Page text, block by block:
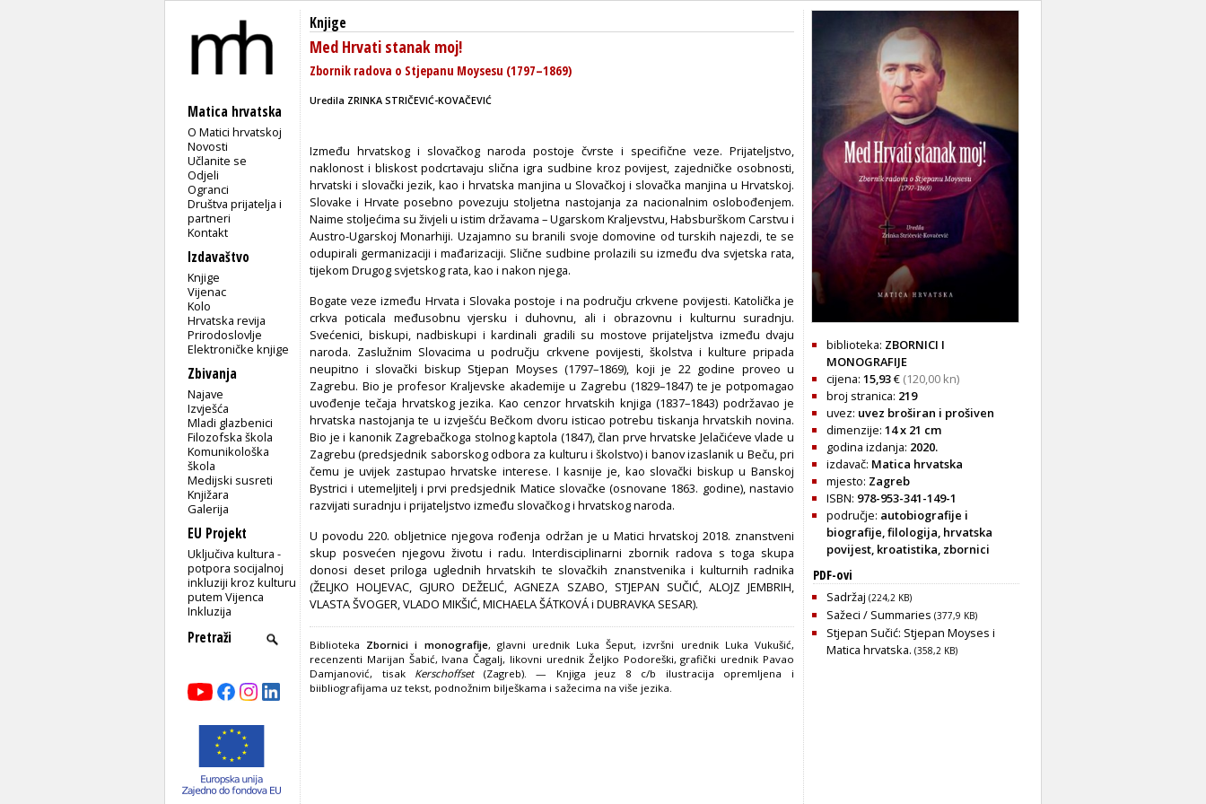
Matica hrvatska
O Matici hrvatskoj
Novosti
Učlanite se
Odjeli
Ogranci
Društva prijatelja i
partneri
Kontakt
Izdavaštvo
Knjige
Vijenac
Kolo
Hrvatska revija
Prirodoslovlje
Elektroničke knjige
Zbivanja
Najave
Izvješća
Mladi glazbenici
Filozofska škola
Komunikološka
škola
Medijski susreti
Knjižara
Galerija
EU Projekt
Uključiva kultura -
potpora socijalnoj
inkluziji kroz kulturu
putem Vijenca
Inkluzija
Knjige
Med Hrvati stanak moj!
Zbornik radova o Stjepanu Moysesu (1797–1869)
Uredila ZRINKA STRIČEVIĆ-KOVAČEVIĆ
Između hrvatskog i slovačkog naroda postoje čvrste i specifične veze. Prijateljstvo,
naklonost i bliskost podcrtavaju slična igra sudbine kroz povijest, zajedničke osobnosti,
hrvatski i slovački jezik, kao i hrvatska manjina u Slovačkoj i slovačka manjina u Hr­vatskoj.
Slovake i Hrvate posebno povezuju stoljetna nastojanja za nacionalnim oslobođenjem.
Naime stoljećima su živjeli u istim državama – Ugarskom Kraljevstvu, Habsburškom Carstvu i
Au­stro-Ugarskoj Monarhiji. Uzajamno su branili svoje domovine od turskih najezdi, te se
odupirali germanizaciji i mađarizaciji. Slič­ne sudbine prolazili su između dva svjetska rata,
tijekom Drugog svjetskog rata, kao i nakon njega.
Bogate veze između Hrvata i Slovaka postoje i na području crkvene povijesti. Katolička je
crkva poticala međusobnu vjersku i duhovnu, ali i obrazovnu i kulturnu suradnju.
Svećenici, bisku­pi, nadbiskupi i kardinali gradili su mostove prijateljstva između dvaju
naroda. Zaslužnim Slovacima u području crkvene povije­sti, školstva i kulture pripada
neupitno i slovački biskup Stjepan Moyses (1797–1869), koji je 22 godine proveo u
Zagrebu. Bio je profesor Kraljevske akademije u Zagrebu (1829–1847) te je potpomagao
uvođenje tečaja hrvatskog jezika. Kao cenzor hrvat­skih knjiga (1837–1843) podržavao je
hrvatska nastojanja te u izvješću Bečkom dvoru isticao potrebu tiskanja hrvatskih novi­na.
Bio je i kanonik Zagrebačkoga stolnog kaptola (1847), član prve hrvatske Jelačićeve vlade u
Zagrebu (predsjednik saborskog odbora za kulturu i školstvo) i banov izaslanik u Beču, pri
čemu je uvijek zastupao hrvatske interese. I kasnije je, kao slovački bi­skup u Banskoj
Bystrici i utemeljitelj i prvi predsjednik Matice slovačke (osnovane 1863. godine), nastavio
razvijati suradnju i prijateljstvo između slovačkog i hrvatskog naroda.
U povodu 220. obljetnice njegova rođenja održan je u Matici hrvatskoj 2018. znanstveni
skup posvećen njegovu životu i radu. Interdisciplinarni zbornik radova s toga skupa
donosi deset priloga uglednih hrvatskih te slovačkih znanstvenika i kulturnih radnika
(ŽELJKO HOLJEVAC, GJURO DEŽELIĆ, AGNEZA SZABO, STJEPAN SUČIĆ, ALOJZ JEMBRIH,
VLASTA ŠVOGER, VLADO MIKŠIĆ, MICHAELA ŠÁTKOVÁ i DUBRAVKA SESAR).
Biblioteka Zbornici i monografije, glavni urednik Luka Šeput, izvršni urednik Luka Vukušić,
recenzenti Marijan Šabić, Ivana Čagalj, likovni urednik Željko Podoreški, grafički urednik Pavao
Damjanović, tisak Kerschoffset(Zagreb). — Knjiga jeuz 8 c/b ilustracija opremljena i
biibliografijama uz tekst, podnožnim bilješkama i sažecima na više jezika.
biblioteka: ZBORNICI I
MONOGRAFIJE
cijena: 15,93€ (120,00 kn)
broj stranica: 219
uvez: uvez broširan i prošiven
dimenzije: 14 x 21 cm
godina izdanja: 2020.
izdavač: Matica hrvatska
mjesto: Zagreb
ISBN: 978-953-341-149-1
područje: autobiografije i
biografije,filologija, hrvatska
povijest, kroatistika, zbornici
PDF-ovi
Sadržaj (224,2 KB)
Sažeci / Summaries (377,9 KB)
Stjepan Sučić: Stjepan Moyses i
Matica hrvatska. (358,2 KB)